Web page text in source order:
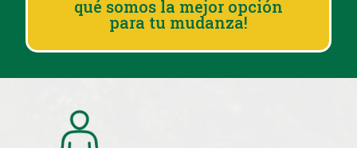
qué somos la mejor opción
para tu mudanza!